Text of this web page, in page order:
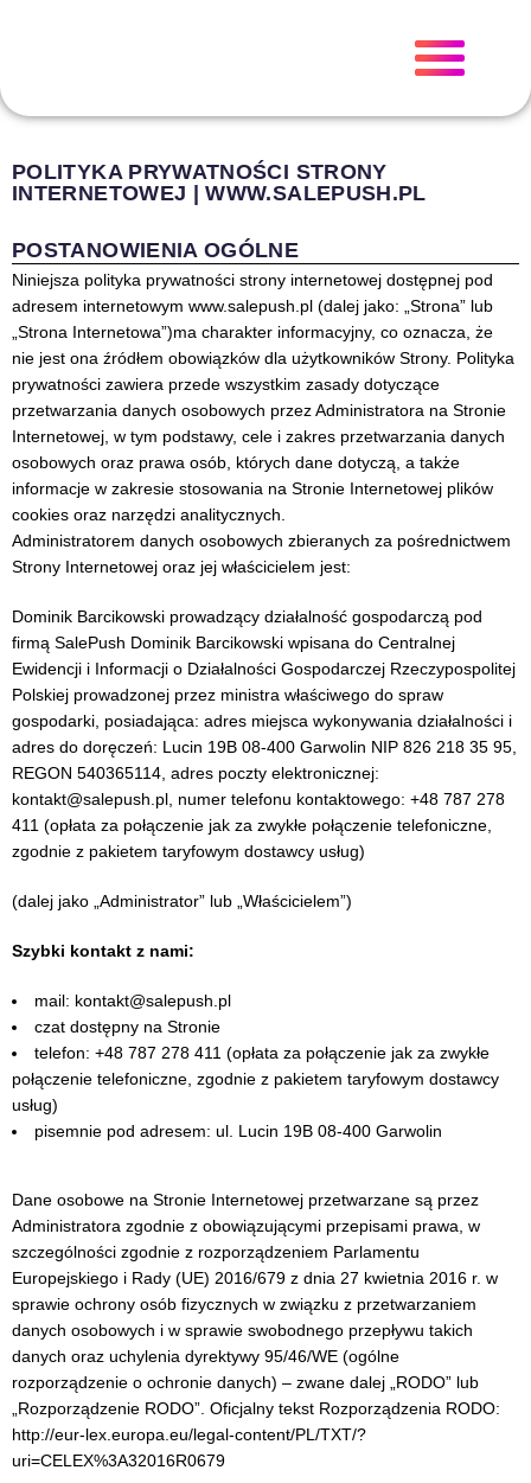
POLITYKA PRYWATNOŚCI STRONY
INTERNETOWEJ | WWW.SALEPUSH.PL
POSTANOWIENIA OGÓLNE
Niniejsza polityka prywatności strony internetowej dostępnej pod
adresem internetowym www.salepush.pl (dalej jako: „Strona” lub
„Strona Internetowa”)ma charakter informacyjny, co oznacza, że
nie jest ona źródłem obowiązków dla użytkowników Strony. Polityka
prywatności zawiera przede wszystkim zasady dotyczące
przetwarzania danych osobowych przez Administratora na Stronie
Internetowej, w tym podstawy, cele i zakres przetwarzania danych
osobowych oraz prawa osób, których dane dotyczą, a także
informacje w zakresie stosowania na Stronie Internetowej plików
cookies oraz narzędzi analitycznych.
Administratorem danych osobowych zbieranych za pośrednictwem
Strony Internetowej oraz jej właścicielem jest:
Dominik Barcikowski prowadzący działalność gospodarczą pod
firmą SalePush Dominik Barcikowski wpisana do Centralnej
Ewidencji i Informacji o Działalności Gospodarczej Rzeczypospolitej
Polskiej prowadzonej przez ministra właściwego do spraw
gospodarki, posiadająca: adres miejsca wykonywania działalności i
adres do doręczeń: Lucin 19B 08-400 Garwolin NIP 826 218 35 95,
REGON 540365114, adres poczty elektronicznej:
kontakt@salepush.pl, numer telefonu kontaktowego: +48 787 278
411 (opłata za połączenie jak za zwykłe połączenie telefoniczne,
zgodnie z pakietem taryfowym dostawcy usług)
(dalej jako „Administrator” lub „Właścicielem”)
Szybki kontakt z nami:
mail: kontakt@salepush.pl
czat dostępny na Stronie
telefon: +48 787 278 411 (opłata za połączenie jak za zwykłe
połączenie telefoniczne, zgodnie z pakietem taryfowym dostawcy
usług)
pisemnie pod adresem: ul. Lucin 19B 08-400 Garwolin
Dane osobowe na Stronie Internetowej przetwarzane są przez
Administratora zgodnie z obowiązującymi przepisami prawa, w
szczególności zgodnie z rozporządzeniem Parlamentu
Europejskiego i Rady (UE) 2016/679 z dnia 27 kwietnia 2016 r. w
sprawie ochrony osób fizycznych w związku z przetwarzaniem
danych osobowych i w sprawie swobodnego przepływu takich
danych oraz uchylenia dyrektywy 95/46/WE (ogólne
rozporządzenie o ochronie danych) – zwane dalej „RODO” lub
„Rozporządzenie RODO”. Oficjalny tekst Rozporządzenia RODO:
http://eur-lex.europa.eu/legal-content/PL/TXT/?
uri=CELEX%3A32016R0679